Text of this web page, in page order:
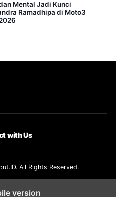
Mental Jadi Kunci
Ramadhipa di Moto3
with Us
All Rights Reserved.
version